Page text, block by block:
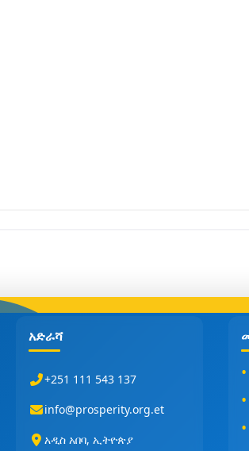
አድራሻ
+251 111 543 137
info@prosperity.org.et
አዲስ አበባ, ኢትዮጵያ